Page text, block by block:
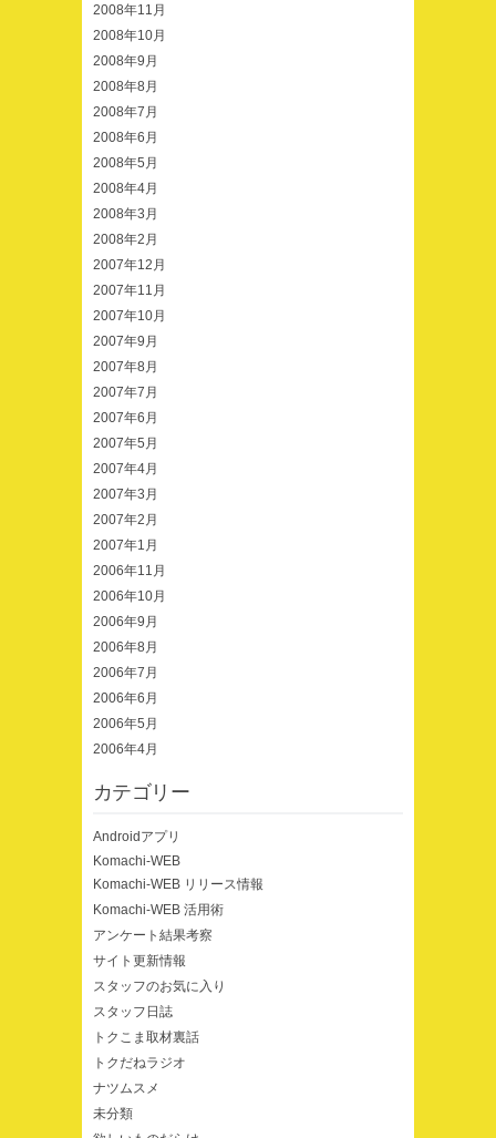
2008年11月
2008年10月
2008年9月
2008年8月
2008年7月
2008年6月
2008年5月
2008年4月
2008年3月
2008年2月
2007年12月
2007年11月
2007年10月
2007年9月
2007年8月
2007年7月
2007年6月
2007年5月
2007年4月
2007年3月
2007年2月
2007年1月
2006年11月
2006年10月
2006年9月
2006年8月
2006年7月
2006年6月
2006年5月
2006年4月
カテゴリー
Androidアプリ
Komachi-WEB
Komachi-WEB リリース情報
Komachi-WEB 活用術
アンケート結果考察
サイト更新情報
スタッフのお気に入り
スタッフ日誌
トクこま取材裏話
トクだねラジオ
ナツムスメ
未分類